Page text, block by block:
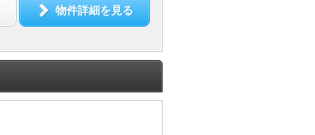
物件詳細を見る